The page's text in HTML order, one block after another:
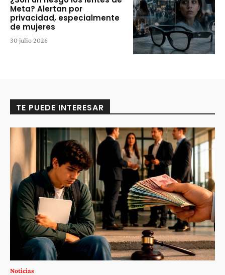
Meta? Alertan por
privacidad, especialmente
de mujeres
30 julio 2026
TE PUEDE INTERESAR
Noticias